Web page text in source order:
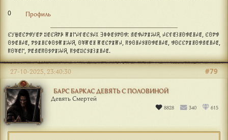
0 Профиль
ꊐꌦꁁꂅꊐꉢꃃꌦꂅꉢ ꅓꂅꊐꋪꉢꀲ ꂵꁲ꒕ꈤꃏꂅꊐꂪꈤꉧ ꎆꂈꂈꂅꂪꉢꏿꃃ: ꀊꂅꃃꈤꉢꁲꈥꈤꋪ, ꈤꊐꃏꂅ꒱ꍬꏿꃃꂅꍬꈤꂅ, ꊐꏿꉢꃃ
ꏿꉣꂅꍬꈤꂅ, ꉢꉣꁲꍬꊐꂈꏿꉣꂵꁲꈥꈤꋪ, ꏿꃥꂵꂅꍬ ꂵꂅꊐꉢꁲꂵꈤ, ꊮꉣꏿꍬꈤꂪꍬꏿꃃꂅꍬꈤꂅ, ꃃꏿꊐꊐꉢꁲꍬꏿꃃꀊꂅꍬꈤꂅ,
ꊮꏿꃥꂅ꒕, ꉢꂅꀊꂅꊮꏿꉣꉢꁲꈥꈤꋪ, ꊮꉣꂅꅓꊐꂪꁲ꒱ꁲꍬꈤꂅ.
БАРС БАРКАС ДЕВЯТЬ С ПОЛОВИНОЙ
Девять Смертей
8828 340 615
#79
27-10-2025, 23:40:30